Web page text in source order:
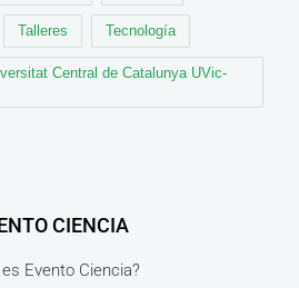
Talleres Tecnología
Central de Catalunya UVic-
CIENCIA
Evento Ciencia?